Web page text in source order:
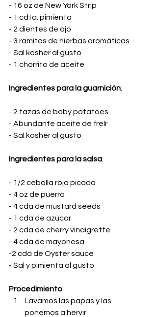
- 16 oz de New York Strip
- 1 cdta. pimienta
- 2 dientes de ajo
- 3 ramitas de hierbas aromáticas
- Sal kosher al gusto
- 1 chorrito de aceite
Ingredientes para la guarnición:
- 2 tazas de baby potatoes
- Abundante aceite de freír
- Sal kosher al gusto
Ingredientes para la salsa:
- 1/2 cebolla roja picada
- 4 oz de puerro
- 4 cda de mustard seeds
- 1 cda de azúcar
- 2 cda de cherry vinaigrette
- 4 cda de mayonesa
-2 cda de Oyster sauce
- Sal y pimienta al gusto
Procedimiento:
Lavamos las papas y las
ponemos a hervir.